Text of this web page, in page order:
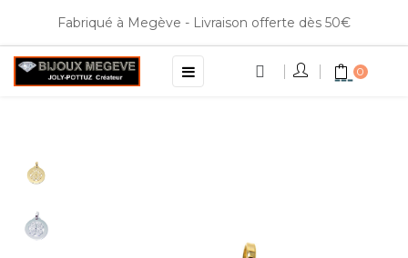
Fabriqué à Megève - Livraison offerte dès 50€
Basculer
la
☰ 0